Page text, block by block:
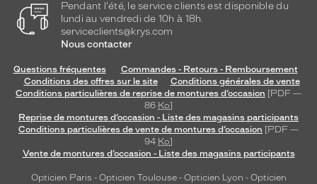
Pendant l'été, le service clients est disponible du
lundi au vendredi de 10h à 18h.
serviceclients@krys.com
Nous contacter
Questions fréquentes
Commandes - Retours - Remboursement
Conditions des offres sur le site
Conditions générales de vente
Conditions particulières de reprise de montures d’occasion [PDF —
86 Ko]
Reprise de montures d’occasion - Liste des magasins participants
Conditions particulières de vente de montures d’occasion [PDF —
94 Ko]
Vente de montures d’occasion - Liste des magasins participants
Opticien Paris - Opticien Toulouse- Opticien Lyon - Opticien